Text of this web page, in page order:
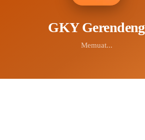
GKY Gerendeng
Memuat...